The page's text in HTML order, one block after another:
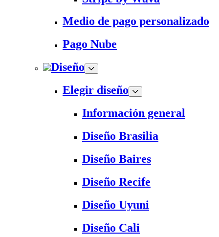
Medio de pago personalizado
Pago Nube
Diseño
Elegir diseño
Información general
Diseño Brasilia
Diseño Baires
Diseño Recife
Diseño Uyuni
Diseño Cali